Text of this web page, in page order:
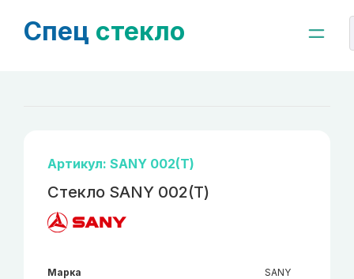
Спец стекло
Артикул: SANY 002(Т)
Стекло SANY 002(Т)
Марка
SANY